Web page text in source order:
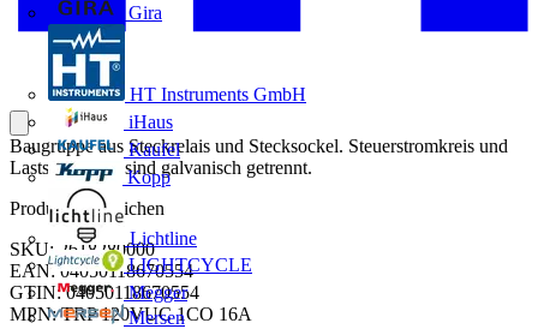
Gira
HT Instruments GmbH
iHaus
Kaufel
Kopp
Lichtline
LIGHTCYCLE
Megger
Mersen
Baugruppe aus Steckrelais und Stecksockel. Steuerstromkreis und
Laststromkreis sind galvanisch getrennt.
Produktkennzeichen
SKU: 2618280000
EAN: 04050118670554
GTIN: 04050118670554
MPN: TRP 120VUC 1CO 16A